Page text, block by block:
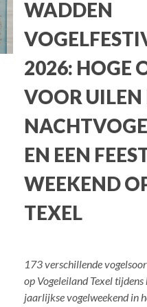
WADDEN
2026: HOGE
VOOR UILEN
EN EEN
WEEKEND
TEXEL
173 verschillende
op Vogeleiland Texel tijdens
jaarlijkse vogelweekend in